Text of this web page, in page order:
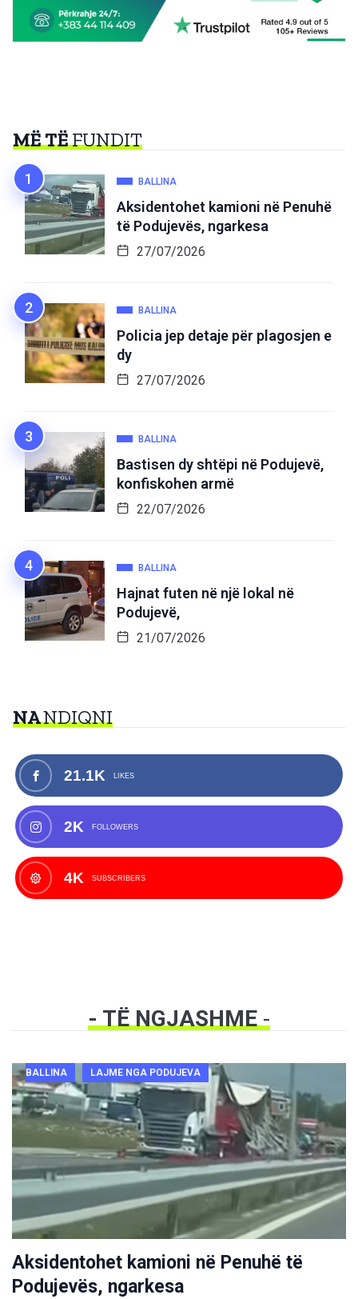
MË TËFUNDIT
BALLINA
Aksidentohet kamioni në Penuhë
të Podujevës, ngarkesa
27/07/2026
BALLINA
Policia jep detaje për plagosjen e
dy
27/07/2026
BALLINA
Bastisen dy shtëpi në Podujevë,
konfiskohen armë
22/07/2026
BALLINA
Hajnat futen në një lokal në
Podujevë,
21/07/2026
NANDIQNI
21.1K LIKES
2K FOLLOWERS
4K SUBSCRIBERS
- TË NGJASHME-
BALLINA LAJME NGA PODUJEVA
Aksidentohet kamioni në Penuhë të
Podujevës, ngarkesa